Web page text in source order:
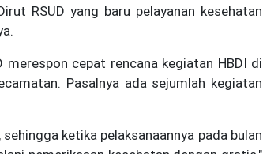
RSUD yang baru pelayanan kesehatan
cepat rencana kegiatan HBDI di
Pasalnya ada sejumlah kegiatan
ketika pelaksanaannya pada bulan